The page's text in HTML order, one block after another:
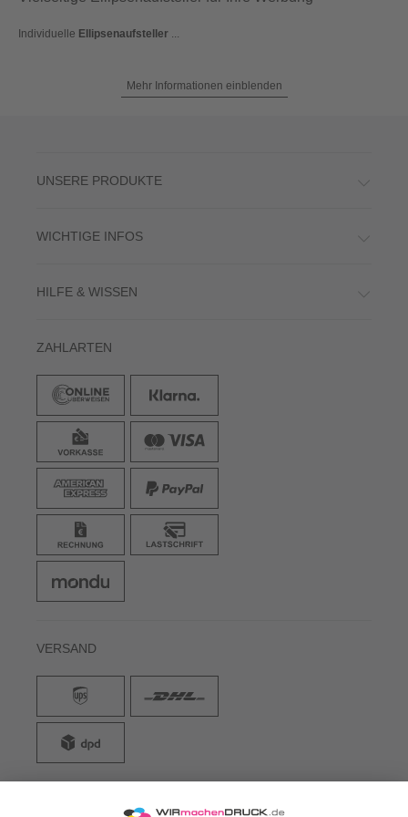
Individuelle Ellipsenaufsteller
Mehr Informationen einblenden
UNSERE PRODUKTE
WICHTIGE INFOS
HILFE & WISSEN
ZAHLARTEN
VERSAND
WIRmachenDRUCK GmbH